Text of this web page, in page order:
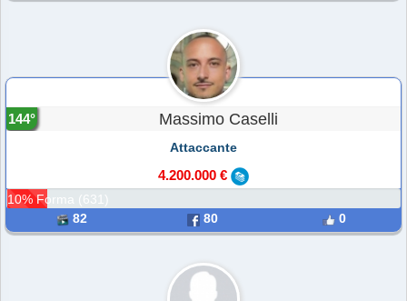
Massimo Caselli
144°
Attaccante
4.200.000 €
10% Forma (631)
82
80 0